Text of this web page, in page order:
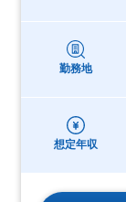
勤務地
想定年収